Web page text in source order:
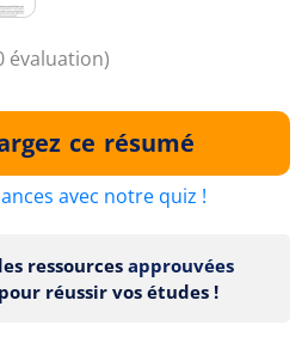
évaluation)
ce résumé
avec notre quiz !
ressources approuvées
pour réussir vos études !